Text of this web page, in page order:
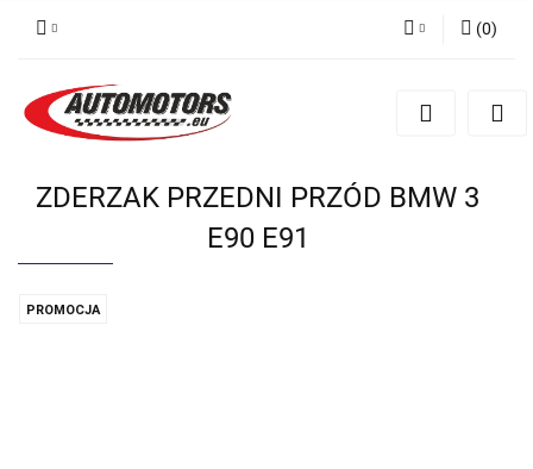
Zarejestruj się
(0)
ZDERZAK PRZEDNI PRZÓD BMW 3
E90 E91
PROMOCJA